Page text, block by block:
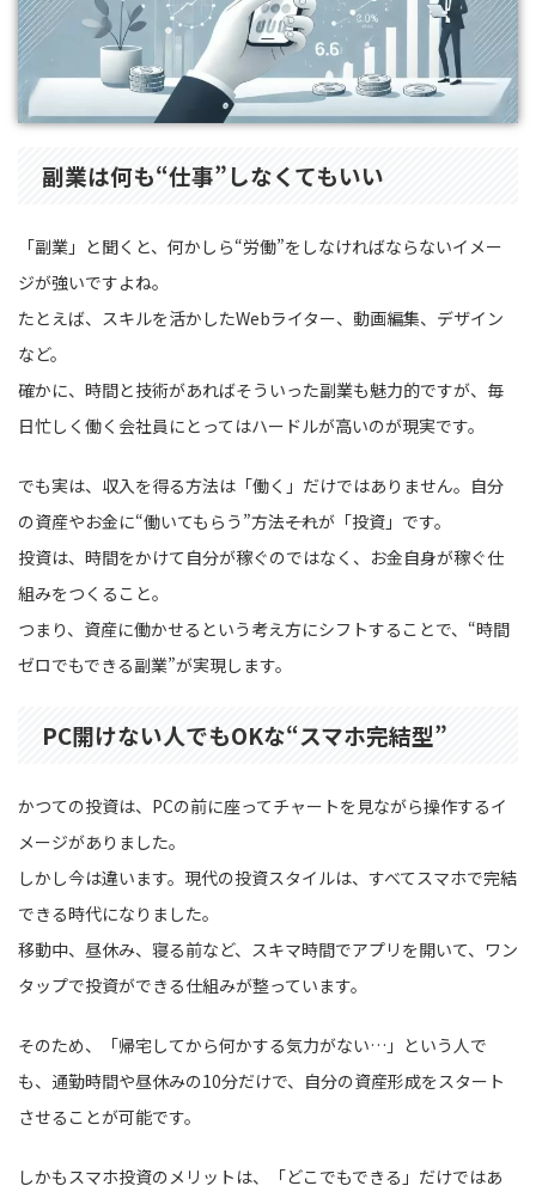
副業は何も“仕事”しなくてもいい
「副業」と聞くと、何かしら“労働”をしなければならないイメー
ジが強いですよね。
たとえば、スキルを活かしたWebライター、動画編集、デザイン
など。
確かに、時間と技術があればそういった副業も魅力的ですが、毎
日忙しく働く会社員にとってはハードルが高いのが現実です。
でも実は、収入を得る方法は「働く」だけではありません。自分
の資産やお金に“働いてもらう”方法――それが「投資」です。
投資は、時間をかけて自分が稼ぐのではなく、お金自身が稼ぐ仕
組みをつくること。
つまり、資産に働かせるという考え方にシフトすることで、“時間
ゼロでもできる副業”が実現します。
PC開けない人でもOKな“スマホ完結型”
かつての投資は、PCの前に座ってチャートを見ながら操作するイ
メージがありました。
しかし今は違います。現代の投資スタイルは、すべてスマホで完結
できる時代になりました。
移動中、昼休み、寝る前など、スキマ時間でアプリを開いて、ワン
タップで投資ができる仕組みが整っています。
そのため、「帰宅してから何かする気力がない…」という人で
も、通勤時間や昼休みの10分だけで、自分の資産形成をスタート
させることが可能です。
しかもスマホ投資のメリットは、「どこでもできる」だけではあ